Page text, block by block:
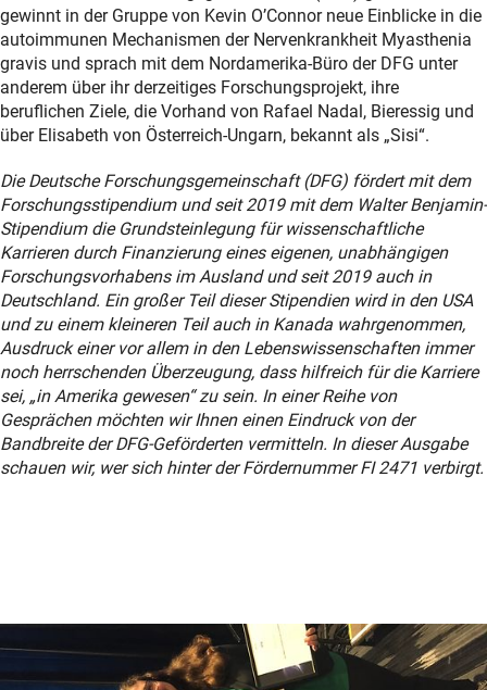
gewinnt in der Gruppe von Kevin O’Connor neue Einblicke in die
autoimmunen Mechanismen der Nervenkrankheit Myasthenia
gravis und sprach mit dem Nordamerika-Büro der DFG unter
anderem über ihr derzeitiges Forschungsprojekt, ihre
beruflichen Ziele, die Vorhand von Rafael Nadal, Bieressig und
über Elisabeth von Österreich-Ungarn, bekannt als „Sisi“.
Die Deutsche Forschungsgemeinschaft (DFG) fördert mit dem
Forschungsstipendium und seit 2019 mit dem Walter Benjamin-
Stipendium die Grundsteinlegung für wissenschaftliche
Karrieren durch Finanzierung eines eigenen, unabhängigen
Forschungsvorhabens im Ausland und seit 2019 auch in
Deutschland. Ein großer Teil dieser Stipendien wird in den USA
und zu einem kleineren Teil auch in Kanada wahrgenommen,
Ausdruck einer vor allem in den Lebenswissenschaften immer
noch herrschenden Überzeugung, dass hilfreich für die Karriere
sei, „in Amerika gewesen“ zu sein. In einer Reihe von
Gesprächen möchten wir Ihnen einen Eindruck von der
Bandbreite der DFG-Geförderten vermitteln. In dieser Ausgabe
schauen wir, wer sich hinter der Fördernummer FI 2471 verbirgt.